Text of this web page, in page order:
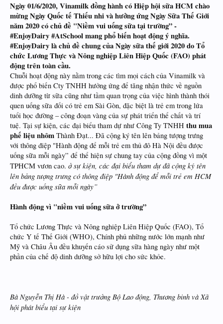
Ngày 01/6/2020, Vinamilk đồng hành có Hiệp hội sữa HCM chào
mừng Ngày Quốc tế Thiếu nhi và hưởng ứng Ngày Sữa Thế Giới
năm 2020 có chủ đề "Niềm vui uống sữa tại trường” -
#EnjoyDairy #AtSchool mang phổ biến hoạt động ý nghĩa.
#EnjoyDairy là chủ đề chung của Ngày sữa thế giới 2020 do Tổ
chức Lương Thực và Nông nghiệp Liên Hiệp Quốc (FAO) phát
động trên toàn cầu.
Chuỗi hoạt động này nằm trong các tìm mọi cách của Vinamilk và
được phổ biến Cty TNHH hưởng ứng để tăng nhận thức về nguồn
dinh dưỡng từ sữa cũng như tầm quan trọng của việc hình thành thói
quen uống sữa đối có trẻ em Sài Gòn, đặc biệt là trẻ em trong lứa
tuổi học đường – công đoạn vàng của sự phát triển thể chất và trí
tuệ. Tại sự kiện, các đại biểu tham dự như Công Ty TNHH thu mua
phế liệu nhôm Thành Đạt... Đã cộng ký tên lên bảng tượng trưng
với thông điệp "Hành động để mỗi trẻ em thủ đô Hà Nội đều được
uống sữa mỗi ngày” để thể hiện sự chung tay của cộng đồng vì một
TPHCM vươn cao. ở sự kiện, các đại biểu tham dự đã cộng ký tên
lên bảng tượng trưng có thông điệp "Hành động để mỗi trẻ em HCM
đều được uống sữa mỗi ngày”
Hành động vì "niềm vui uống sữa ở trường”
Tổ chức Lương Thực và Nông nghiệp Liên Hiệp Quốc (FAO), Tổ
chức Y tế Thế Giới (WHO), Chính phủ những nước lớn mạnh như
Mỹ và Châu Âu đều khuyến cáo sử dụng sữa hàng ngày như một
phần của chế độ dinh dưỡng sở hữu lợi cho sức khỏe.
Bà Nguyễn Thị Hà - đồ vật trưởng Bộ Lao động, Thương binh và Xã
hội phát biểu tại sự kiện